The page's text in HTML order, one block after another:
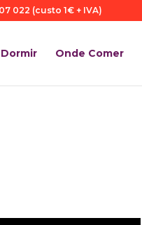
022 (custo 1€ + IVA)
Onde Comer